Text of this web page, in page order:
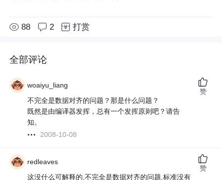
88 2 打赏
全部评论
woaiyu_liang
不完全是数据对齐的问题？那是什么问题？
既然是由编译器发挥，总有一个发挥原则吧？请告
知。
2008-10-08
赞
redleaves
这没什么可解释的,不完全是数据对齐的问题.标准没有
赞